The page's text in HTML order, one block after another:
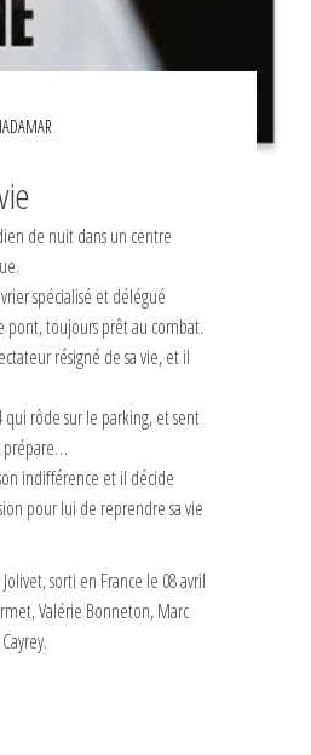
de nuit dans un centre
spécialisé et délégué
pont, toujours prêt au combat.
résigné de sa vie, et il
rôde sur le parking, et sent
prépare…
indifférence et il décide
pour lui de reprendre sa vie
sorti en France le 08 avril
Valérie Bonneton, Marc